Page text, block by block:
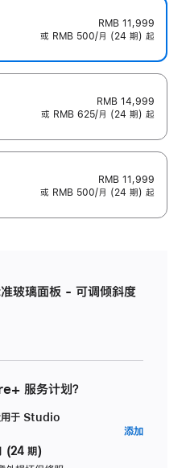
RMB 11,999
或 RMB 500/月 (24 期) 起
RMB 14,999
或 RMB 625/月 (24 期) 起
RMB 11,999
或 RMB 500/月 (24 期) 起
璃面板 - 可调倾斜度
服务计划？
于 Studio
(24 期)
添加